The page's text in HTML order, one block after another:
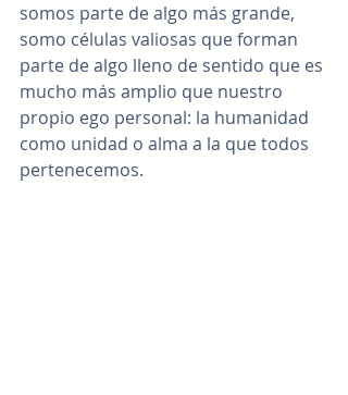
somos parte de algo más grande,
somo células valiosas que forman
parte de algo lleno de sentido que es
mucho más amplio que nuestro
propio ego personal: la humanidad
como unidad o alma a la que todos
pertenecemos.